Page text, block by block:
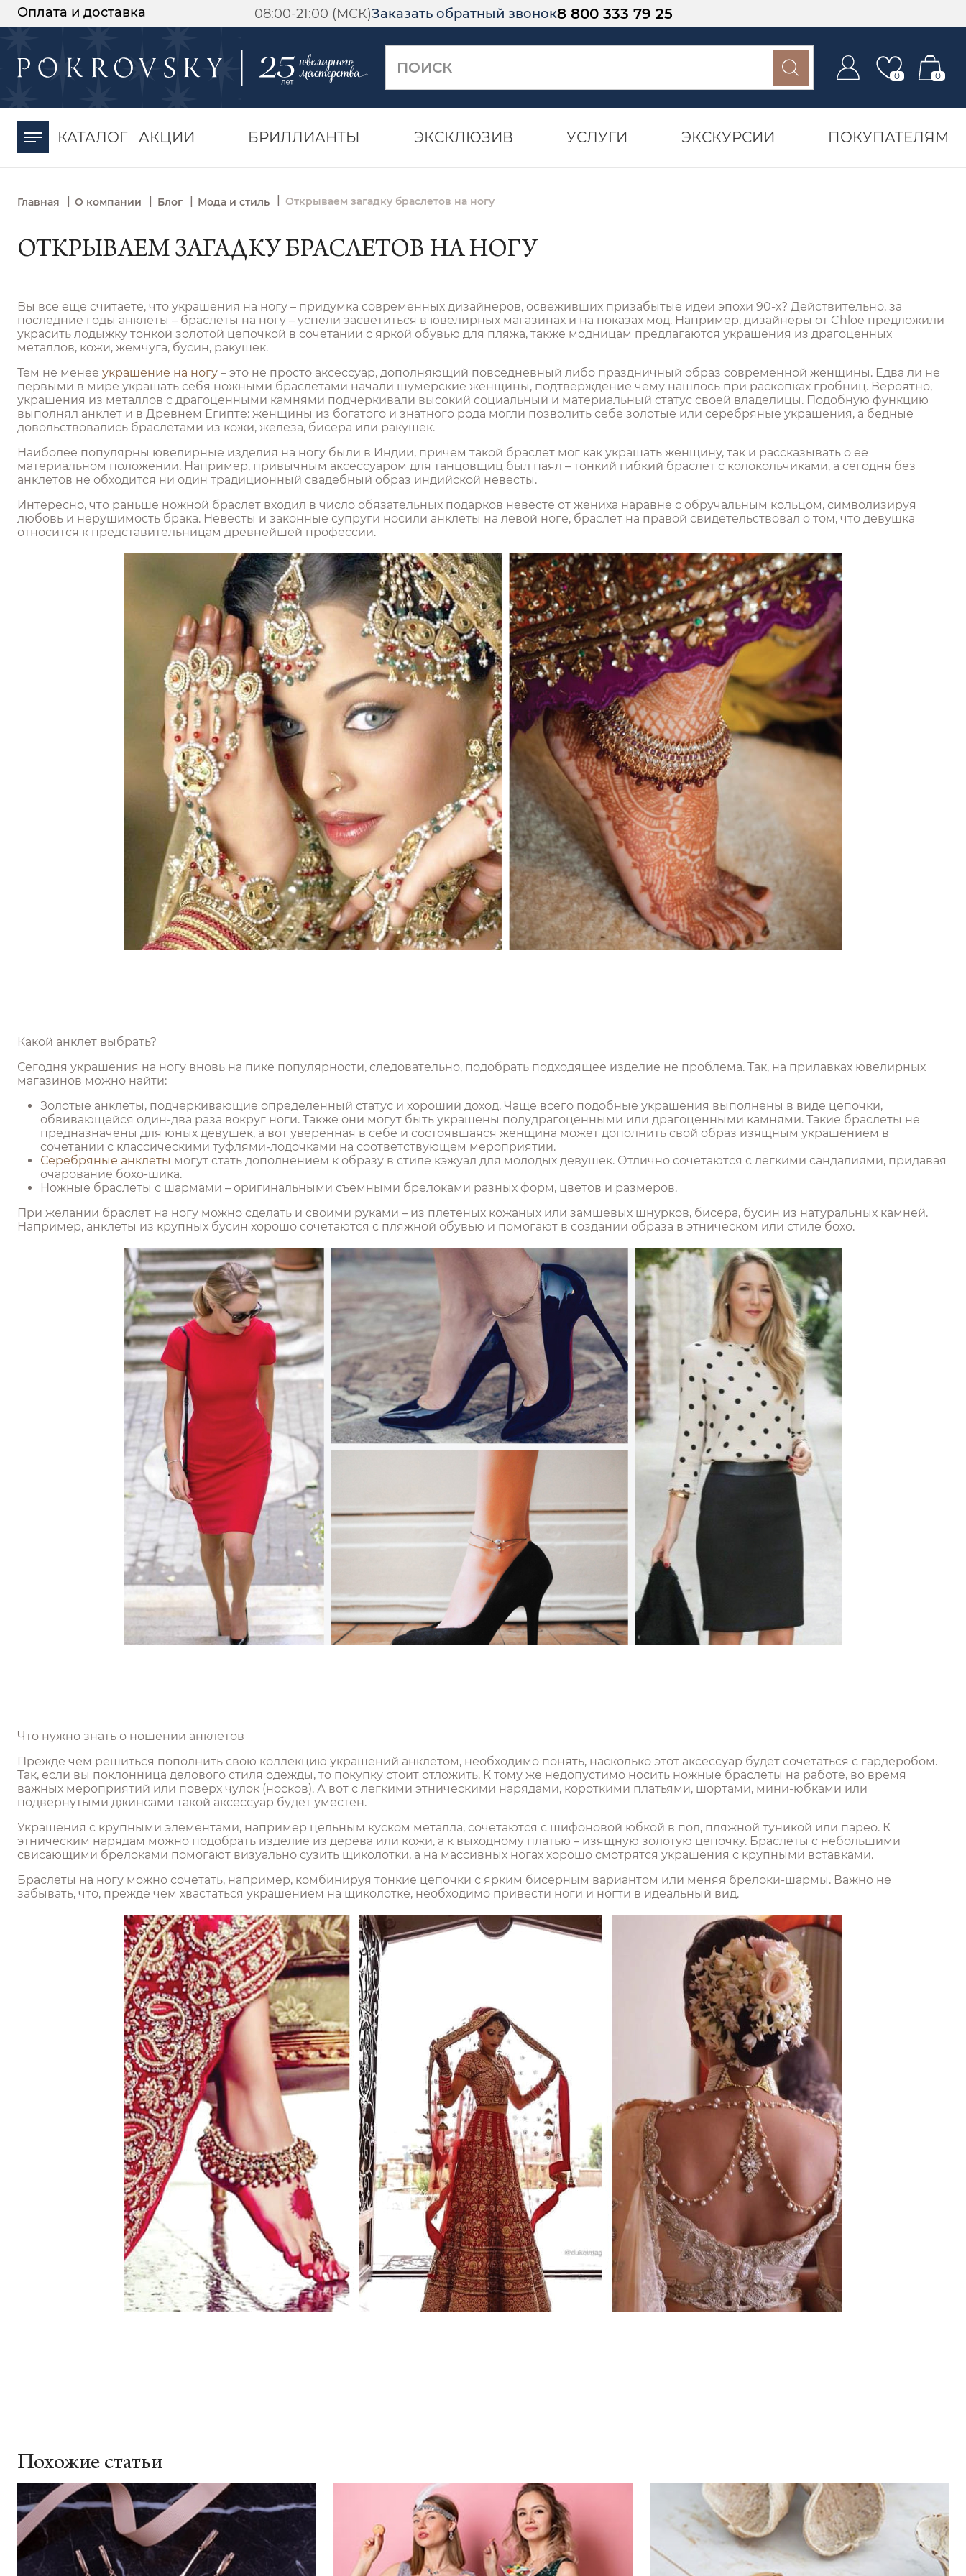
Оплата и доставка 08:00-21:00 (МСК)Заказать обратный звонок8 800 333 79 25
0 0
КАТАЛОГ АКЦИИ БРИЛЛИАНТЫ ЭКСКЛЮЗИВ УСЛУГИ ЭКСКУРСИИ ПОКУПАТЕЛЯМ
Главная | О компании | Блог | Мода и стиль Открываем загадку браслетов на ногу
ОТКРЫВАЕМ ЗАГАДКУ БРАСЛЕТОВ НА НОГУ
Вы все еще считаете, что украшения на ногу – придумка современных дизайнеров, освеживших призабытые идеи эпохи 90-х? Действительно, за
последние годы анклеты – браслеты на ногу – успели засветиться в ювелирных магазинах и на показах мод. Например, дизайнеры от Chloe предложили
украсить лодыжку тонкой золотой цепочкой в сочетании с яркой обувью для пляжа, также модницам предлагаются украшения из драгоценных
металлов, кожи, жемчуга, бусин, ракушек.
Тем не менее украшение на ногу – это не просто аксессуар, дополняющий повседневный либо праздничный образ современной женщины. Едва ли не
первыми в мире украшать себя ножными браслетами начали шумерские женщины, подтверждение чему нашлось при раскопках гробниц. Вероятно,
украшения из металлов с драгоценными камнями подчеркивали высокий социальный и материальный статус своей владелицы. Подобную функцию
выполнял анклет и в Древнем Египте: женщины из богатого и знатного рода могли позволить себе золотые или серебряные украшения, а бедные
довольствовались браслетами из кожи, железа, бисера или ракушек.
Наиболее популярны ювелирные изделия на ногу были в Индии, причем такой браслет мог как украшать женщину, так и рассказывать о ее
материальном положении. Например, привычным аксессуаром для танцовщиц был паял – тонкий гибкий браслет с колокольчиками, а сегодня без
анклетов не обходится ни один традиционный свадебный образ индийской невесты.
Интересно, что раньше ножной браслет входил в число обязательных подарков невесте от жениха наравне с обручальным кольцом, символизируя
любовь и нерушимость брака. Невесты и законные супруги носили анклеты на левой ноге, браслет на правой свидетельствовал о том, что девушка
относится к представительницам древнейшей профессии.
Какой анклет выбрать?
Сегодня украшения на ногу вновь на пике популярности, следовательно, подобрать подходящее изделие не проблема. Так, на прилавках ювелирных
магазинов можно найти:
Золотые анклеты, подчеркивающие определенный статус и хороший доход. Чаще всего подобные украшения выполнены в виде цепочки,
обвивающейся один-два раза вокруг ноги. Также они могут быть украшены полудрагоценными или драгоценными камнями. Такие браслеты не
предназначены для юных девушек, а вот уверенная в себе и состоявшаяся женщина может дополнить свой образ изящным украшением в
сочетании с классическими туфлями-лодочками на соответствующем мероприятии.
Серебряные анклеты могут стать дополнением к образу в стиле кэжуал для молодых девушек. Отлично сочетаются с легкими сандалиями, придавая
очарование бохо-шика.
Ножные браслеты с шармами – оригинальными съемными брелоками разных форм, цветов и размеров.
При желании браслет на ногу можно сделать и своими руками – из плетеных кожаных или замшевых шнурков, бисера, бусин из натуральных камней.
Например, анклеты из крупных бусин хорошо сочетаются с пляжной обувью и помогают в создании образа в этническом или стиле бохо.
Что нужно знать о ношении анклетов
Прежде чем решиться пополнить свою коллекцию украшений анклетом, необходимо понять, насколько этот аксессуар будет сочетаться с гардеробом.
Так, если вы поклонница делового стиля одежды, то покупку стоит отложить. К тому же недопустимо носить ножные браслеты на работе, во время
важных мероприятий или поверх чулок (носков). А вот с легкими этническими нарядами, короткими платьями, шортами, мини-юбками или
подвернутыми джинсами такой аксессуар будет уместен.
Украшения с крупными элементами, например цельным куском металла, сочетаются с шифоновой юбкой в пол, пляжной туникой или парео. К
этническим нарядам можно подобрать изделие из дерева или кожи, а к выходному платью – изящную золотую цепочку. Браслеты с небольшими
свисающими брелоками помогают визуально сузить щиколотки, а на массивных ногах хорошо смотрятся украшения с крупными вставками.
Браслеты на ногу можно сочетать, например, комбинируя тонкие цепочки с ярким бисерным вариантом или меняя брелоки-шармы. Важно не
забывать, что, прежде чем хвастаться украшением на щиколотке, необходимо привести ноги и ногти в идеальный вид.
Похожие статьи
-30%
момента оплаты